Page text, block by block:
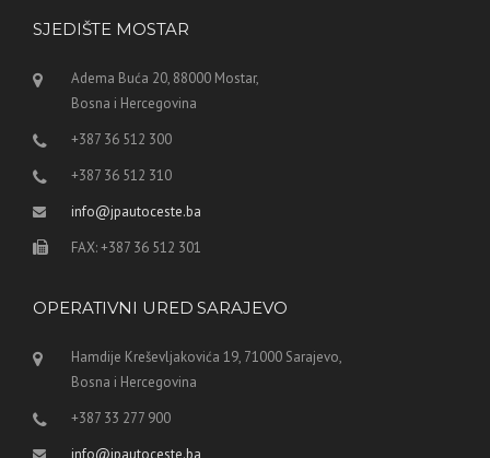
SJEDIŠTE MOSTAR
Adema Buća 20, 88000 Mostar,
Bosna i Hercegovina
+387 36 512 300
+387 36 512 310
info@jpautoceste.ba
FAX: +387 36 512 301
OPERATIVNI URED SARAJEVO
Hamdije Kreševljakovića 19, 71000 Sarajevo,
Bosna i Hercegovina
+387 33 277 900
info@jpautoceste.ba